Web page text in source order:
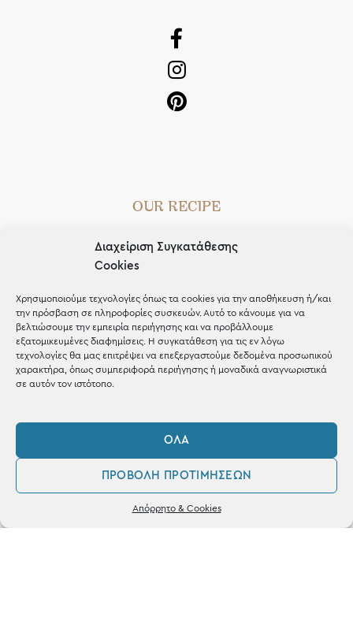
Διαχείριση Συγκατάθεσης
Cookies
Χρησιμοποιούμε τεχνολογίες όπως τα cookies για την αποθήκευση ή/και
την πρόσβαση σε πληροφορίες συσκευών. Αυτό το κάνουμε για να
βελτιώσουμε την εμπειρία περιήγησης και να προβάλλουμε
εξατομικευμένες διαφημίσεις. Η συγκατάθεση για τις εν λόγω
τεχνολογίες θα μας επιτρέψει να επεξεργαστούμε δεδομένα προσωπικού
χαρακτήρα, όπως συμπεριφορά περιήγησης ή μοναδικά αναγνωριστικά
σε αυτόν τον ιστότοπο.
ΌΛΑ
ΠΡΟΒΟΛΉ ΠΡΟΤΙΜΉΣΕΩΝ
Απόρρητο & Cookies
OUR RECIPE
Gifts
Blog
Shop the look
ΚΑΤΑΣΤΗΜΑ
Σταθά 17, 38221 Βόλος
Δευ / Τετ / Σαβ: 09:00 - 15:00
0